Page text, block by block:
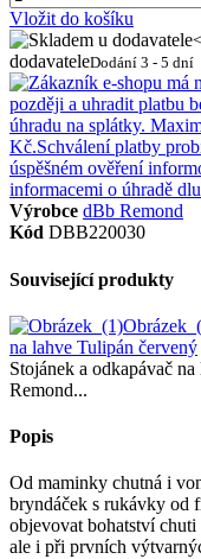
Vložit do košíku
dodavateleDodání 3 - 5 dní
Výrobce dBb Remond
Kód DBB220030
Související produkty
na lahve Tulipán červený
Stojánek a odkapávač
Remond...
Popis
Od maminky chutná i
bryndáček s rukávky od
objevovat bohatství
ale i při prvních